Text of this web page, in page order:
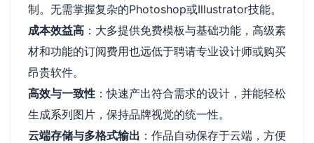
制。无需掌握复杂的Photoshop或Illustrator技能。
成本效益高 ：大多提供免费模板与基础功能，高级素
材和功能的订阅费用也远低于聘请专业设计师或购买
昂贵软件。
高效与一致性 ：快速产出符合需求的设计，并能轻松
生成系列图片，保持品牌视觉的统一性。
云端存储与多格式输出 ：作品自动保存于云端，方便